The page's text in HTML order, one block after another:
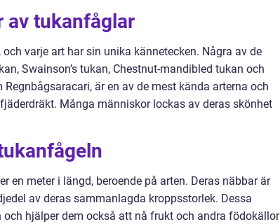
av tukanfåglar
varje art har sin unika kännetecken. Några av de
Swainson’s tukan, Chestnut-mandibled tukan och
är en av de mest kända arterna och
Många människor lockas av deras skönhet
en meter i längd, beroende på arten. Deras näbbar är
av deras sammanlagda kroppsstorlek. Dessa
hjälper dem också att nå frukt och andra födokällor